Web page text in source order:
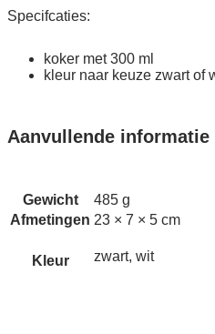
Specifcaties:
koker met 300 ml
kleur naar keuze zwart of
Aanvullende informatie
Gewicht
485 g
Afmetingen 23 × 7 × 5 cm
Kleur zwart, wit